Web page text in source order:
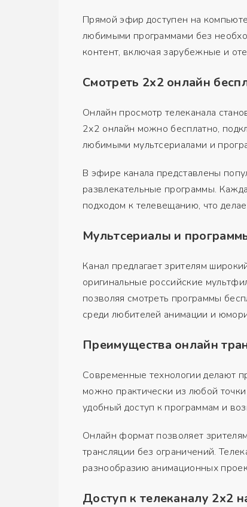
Прямой эфир доступен на
любимыми программами без
контент, включая зарубежные и
Смотреть 2х2 онлайн
Онлайн просмотр телеканала
2х2 онлайн можно бесплатно,
любимыми мультсериалами и
В эфире канала представлены
развлекательные программы.
подходом к телевещанию, что
Мультсериалы и
Канал предлагает зрителям
оригинальные российские
позволяя смотреть программы
среди любителей анимации и
Преимущества онлайн
Современные технологии делают
можно практически из любой
удобный доступ к программам и
Онлайн формат позволяет
трансляции без ограничений.
разнообразию анимационных
Доступ к телеканалу 2х2